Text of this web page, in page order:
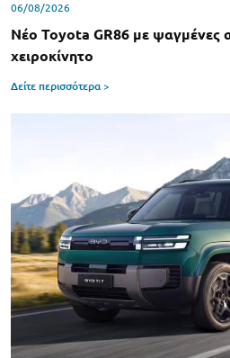
06/08/2026
Νέο Toyota GR86 με ψαγμένες
χειροκίνητο
Δείτε περισσότερα >